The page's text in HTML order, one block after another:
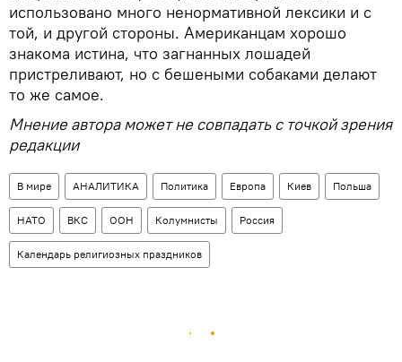
использовано много ненормативной лексики и с
той, и другой стороны. Американцам хорошо
знакома истина, что загнанных лошадей
пристреливают, но с бешеными собаками делают
то же самое.
Мнение автора может не совпадать с точкой зрения
редакции
В мире АНАЛИТИКА Политика Европа Киев Польша
НАТО ВКС ООН Колумнисты Россия
Календарь религиозных праздников